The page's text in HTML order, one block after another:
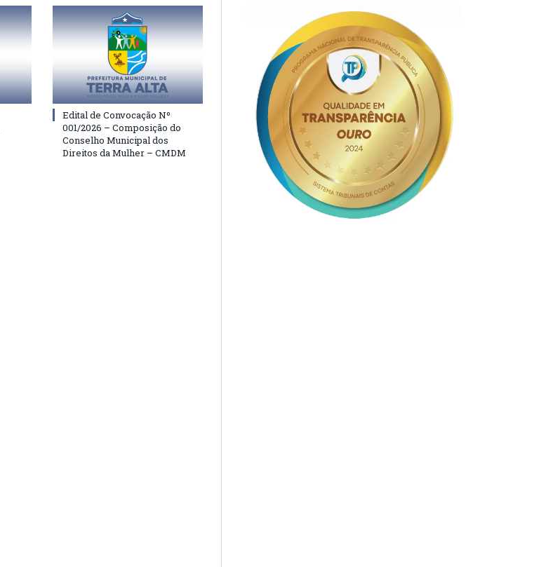
Edital de Convocação Nº
001/2026 – Composição do
Conselho Municipal dos
Direitos da Mulher – CMDM